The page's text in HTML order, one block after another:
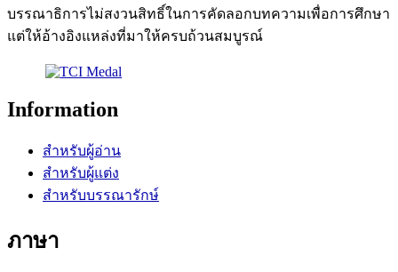
บรรณาธิการไม่สงวนสิทธิ์ในการคัดลอกบทความเพื่อการศึกษา
แต่ให้อ้างอิงแหล่งที่มาให้ครบถ้วนสมบูรณ์
Information
สำหรับผู้อ่าน
สำหรับผู้แต่ง
สำหรับบรรณารักษ์
ภาษา